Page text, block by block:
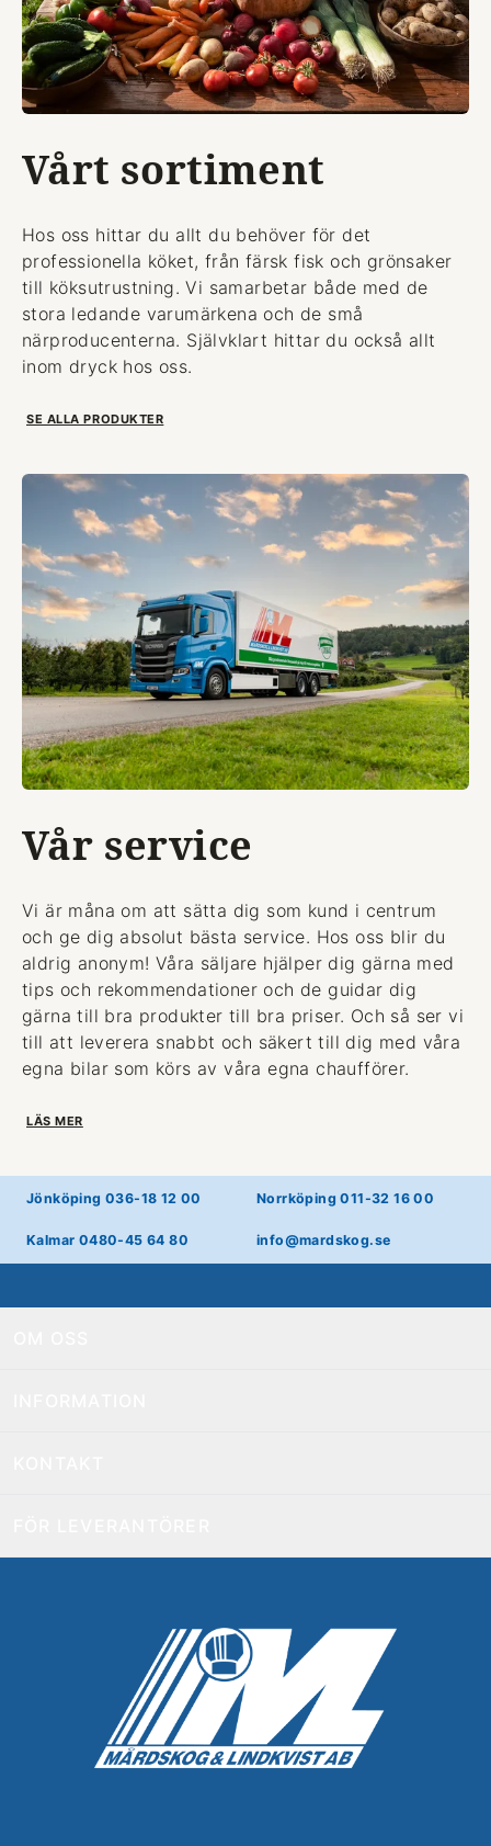
Vårt sortiment
Hos oss hittar du allt du behöver för det
professionella köket, från färsk fisk och grönsaker
till köksutrustning. Vi samarbetar både med de
stora ledande varumärkena och de små
närproducenterna. Självklart hittar du också allt
inom dryck hos oss.
SE ALLA PRODUKTER
Vår service
Vi är måna om att sätta dig som kund i centrum
och ge dig absolut bästa service. Hos oss blir du
aldrig anonym! Våra säljare hjälper dig gärna med
tips och rekommendationer och de guidar dig
gärna till bra produkter till bra priser. Och så ser vi
till att leverera snabbt och säkert till dig med våra
egna bilar som körs av våra egna chaufförer.
LÄS MER
Jönköping 036-18 12 00 Norrköping 011-32 16 00
Kalmar 0480-45 64 80 info@mardskog.se